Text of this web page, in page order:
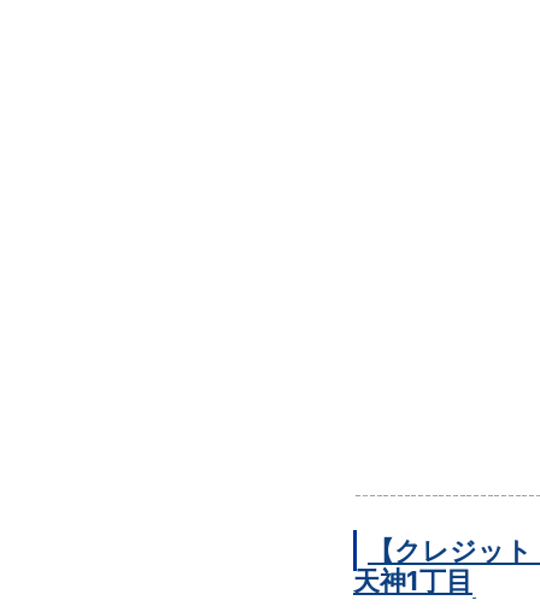
【クレジッ
天神1丁目